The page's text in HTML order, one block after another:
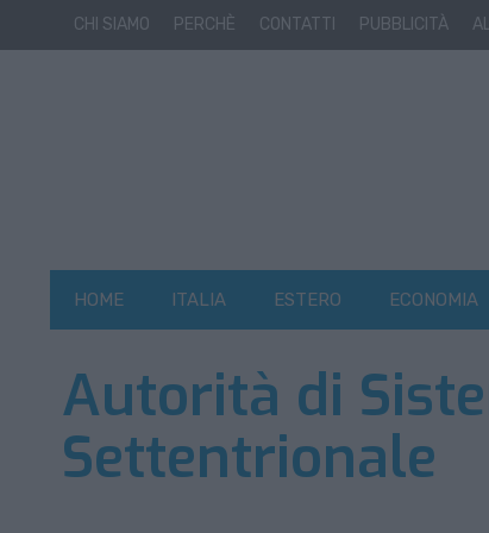
CHI SIAMO PERCHÈ CONTATTI PUBBLICITÀ
HOME ITALIA ESTERO ECONOMIA
Autorità di
Settentrionale